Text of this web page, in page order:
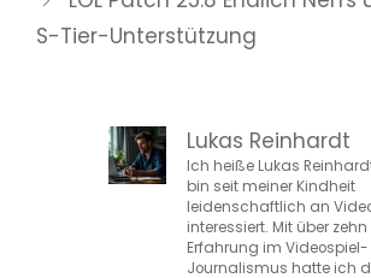
S-Tier-Unterstützung
Lukas Reinhardt
Ich heiße Lukas
bin seit meiner Kindheit
leidenschaftlich an
interessiert. Mit über
Erfahrung im Videospiel-
Journalismus hatte ich